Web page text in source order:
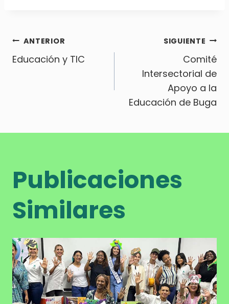
Navegación
ANTERIOR
Educación y TIC
SIGUIENTE
Comité
Intersectorial de
Apoyo a la
Educación de Buga
Publicaciones
Similares